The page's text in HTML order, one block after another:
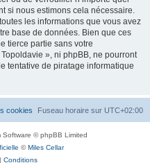
si nous estimons cela nécessaire.
les informations que vous avez
base de données. Bien que ces
tierce partie sans votre
», ni phpBB, ne pourront
tentative de piratage informatique
Fuseau horaire sur UTC+02:00
cookies
Software © phpBB Limited
©Miles Cellar
| Conditions